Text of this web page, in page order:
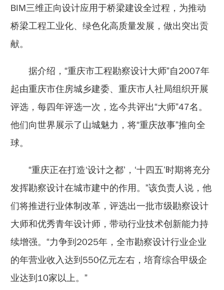
BIM三维正向设计应用于桥梁建设全过程，为推动
桥梁工程工业化、绿色化高质量发展，做出突出贡
献。
据介绍，“重庆市工程勘察设计大师”自2007年
起由重庆市住房城乡建委、重庆市人社局组织开展
评选，每四年评选一次，迄今共评出“大师”47名。
他们向世界展示了山城魅力，将“重庆故事”推向全
球。
“重庆正在打造‘设计之都’，‘十四五’时期将充分
发挥勘察设计在城市建中的作用。”该负责人说，他
们将推进行业体制改革，评选出一批市级勘察设计
大师和优秀青年设计师，带动行业技术创新能力持
续增强。“力争到2025年，全市勘察设计行业企业
的年营业收入达到550亿元左右，培育综合甲级企
业达到10家以上。”